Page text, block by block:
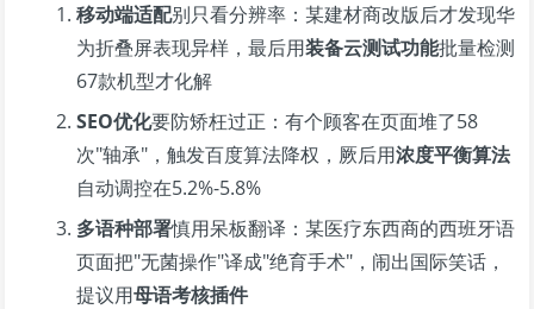
移动端适配别只看分辨率：某建材商改版后才发现华
为折叠屏表现异样，最后用装备云测试功能批量检测
67款机型才化解
SEO优化要防矫枉过正：有个顾客在页面堆了58
次"轴承"，触发百度算法降权，厥后用浓度平衡算法
自动调控在5.2%-5.8%
多语种部署慎用呆板翻译：某医疗东西商的西班牙语
页面把"无菌操作"译成"绝育手术"，闹出国际笑话，
提议用母语考核插件